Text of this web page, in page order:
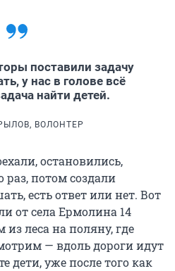
поставили задачу
у нас в голове всё
найти детей.
ВОЛОНТЕР
остановились,
потом создали
есть ответ или нет. Вот
от села Ермолина 14
леса на поляну, где
— вдоль дороги идут
дети, уже после того как